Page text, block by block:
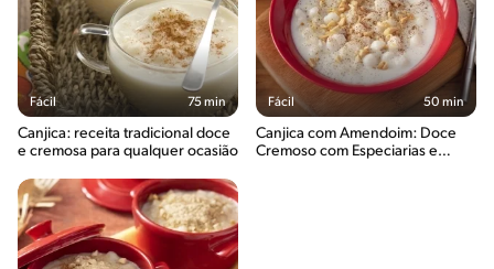
Fácil 75 min
Canjica: receita tradicional doce
e cremosa para qualquer ocasião
Fácil 50 min
Canjica com Amendoim: Doce
Cremoso com Especiarias e